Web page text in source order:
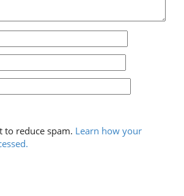
to reduce spam. Learn how your